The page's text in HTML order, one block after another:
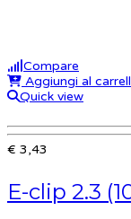
Compare
Aggiungi al
Quick view
€ 3,43
E-clip 2.3